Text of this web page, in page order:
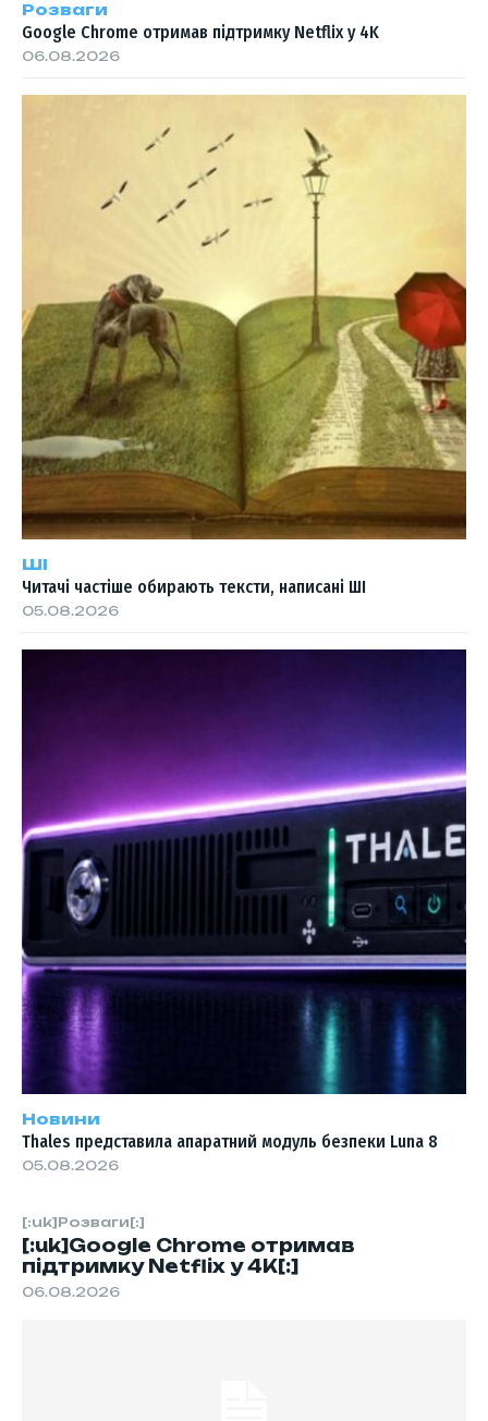
[:uk]Розваги[:]
[:uk]Google Chrome отримав
підтримку Netflix у 4K[:]
06.08.2026
Розваги
Google Chrome отримав підтримку Netflix у 4K
06.08.2026
ШІ
Читачі частіше обирають тексти, написані ШІ
05.08.2026
Новини
Thales представила апаратний модуль безпеки Luna 8
05.08.2026